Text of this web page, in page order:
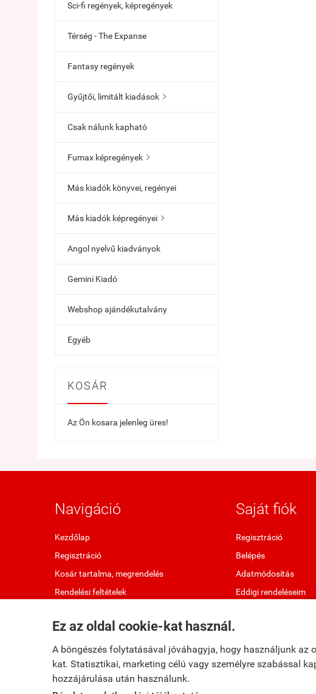
Ez az oldal cookie-kat használ.
A böngészés folytatásával jóváhagyja, hogy használjunk az
kat. Statisztikai, marketing célú vagy személyre szabással
hozzájárulása után használunk.
Sci-fi regények, képregények
Térség - The Expanse
Fantasy regények
Gyűjtői, limitált kiadások 
Csak nálunk kapható
Fumax képregények 
Más kiadók könyvei, regényei
Más kiadók képregényei 
Angol nyelvű kiadványok
Gemini Kiadó
Webshop ajándékutalvány
Egyéb
KOSÁR
Az Ön kosara jelenleg üres!
Navigáció
Kezdőlap
Regisztráció
Kosár tartalma, megrendelés
Rendelési feltételek
Elállok a szerződéstől
Saját fiók
Regisztráció
Belépés
Adatmódosítás
Eddigi rendeléseim